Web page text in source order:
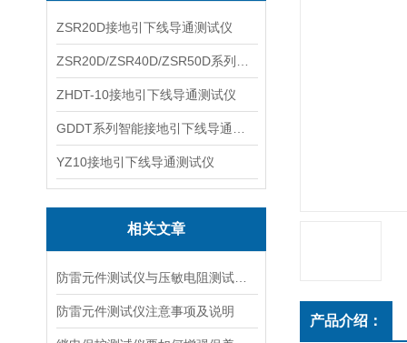
ZSR20D接地引下线导通测试仪
ZHDT-10接地引下线导通测试仪
YZ10接地引下线导通测试仪
相关文章
防雷元件测试仪注意事项及说明
产品介绍：